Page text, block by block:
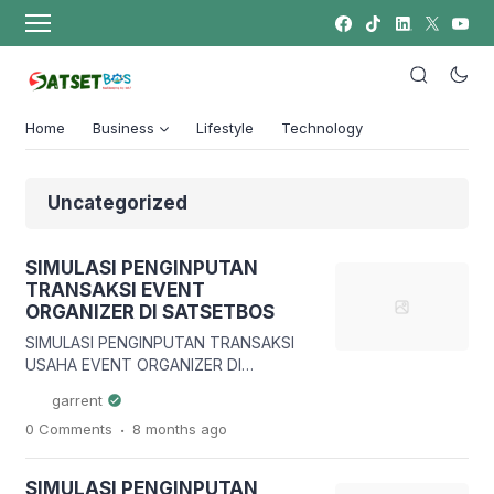
Home Business Lifestyle Technology
Uncategorized
SIMULASI PENGINPUTAN
TRANSAKSI EVENT
ORGANIZER DI SATSETBOS
SIMULASI PENGINPUTAN TRANSAKSI
USAHA EVENT ORGANIZER DI
Organizer (EO) merupakan salah satu
jenis usaha jasa yang berkembang
garrent
0 Comments . 8 months ago
SIMULASI PENGINPUTAN